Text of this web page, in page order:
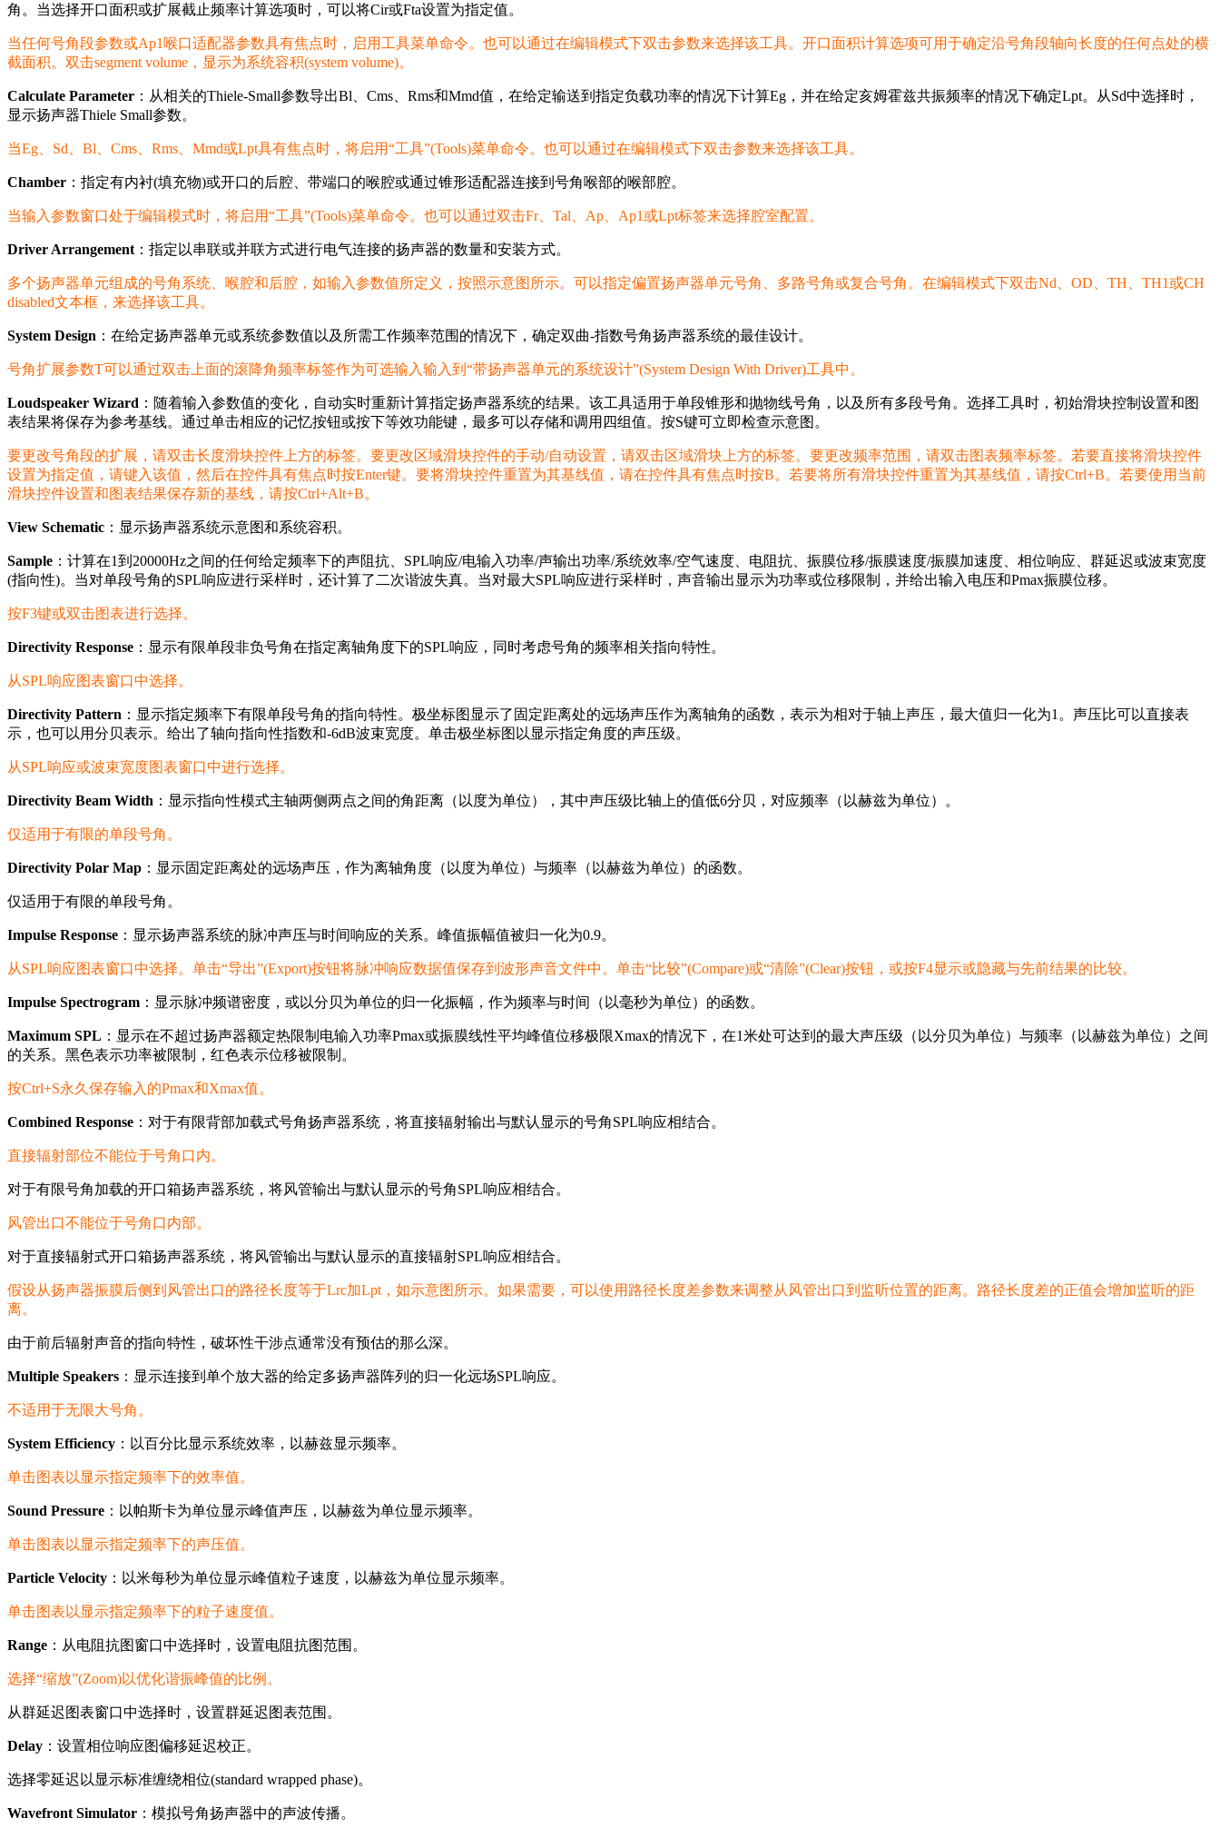
角。当选择开口面积或扩展截止频率计算选项时，可以将Cir或Fta设置为指定值。
当任何号角段参数或Ap1喉口适配器参数具有焦点时，启用工具菜单命令。也可以通过在编辑模式下双击参数来选择该工具。开口面积计算选项可用于确定沿号角段轴向长度的任何点处的横
截面积。双击segment volume，显示为系统容积(system volume)。
Calculate Parameter ：从相关的Thiele-Small参数导出Bl、Cms、Rms和Mmd值，在给定输送到指定负载功率的情况下计算Eg，并在给定亥姆霍兹共振频率的情况下确定Lpt。从Sd中选择时，
显示扬声器Thiele Small参数。
当Eg、Sd、Bl、Cms、Rms、Mmd或Lpt具有焦点时，将启用“工具”(Tools)菜单命令。也可以通过在编辑模式下双击参数来选择该工具。
Chamber ：指定有内衬(填充物)或开口的后腔、带端口的喉腔或通过锥形适配器连接到号角喉部的喉部腔。
当输入参数窗口处于编辑模式时，将启用“工具”(Tools)菜单命令。也可以通过双击Fr、Tal、Ap、Ap1或Lpt标签来选择腔室配置。
Driver Arrangement：指定以串联或并联方式进行电气连接的扬声器的数量和安装方式。
多个扬声器单元组成的号角系统、喉腔和后腔，如输入参数值所定义，按照示意图所示。可以指定偏置扬声器单元号角、多路号角或复合号角。在编辑模式下双击Nd、OD、TH、TH1或CH
disabled文本框，来选择该工具。
System Design ：在给定扬声器单元或系统参数值以及所需工作频率范围的情况下，确定双曲-指数号角扬声器系统的最佳设计。
号角扩展参数T可以通过双击上面的滚降角频率标签作为可选输入输入到“带扬声器单元的系统设计”(System Design With Driver)工具中。
Loudspeaker Wizard ：随着输入参数值的变化，自动实时重新计算指定扬声器系统的结果。该工具适用于单段锥形和抛物线号角，以及所有多段号角。选择工具时，初始滑块控制设置和图
表结果将保存为参考基线。通过单击相应的记忆按钮或按下等效功能键，最多可以存储和调用四组值。按S键可立即检查示意图。
要更改号角段的扩展，请双击长度滑块控件上方的标签。要更改区域滑块控件的手动/自动设置，请双击区域滑块上方的标签。要更改频率范围，请双击图表频率标签。若要直接将滑块控件
设置为指定值，请键入该值，然后在控件具有焦点时按Enter键。要将滑块控件重置为其基线值，请在控件具有焦点时按B。若要将所有滑块控件重置为其基线值，请按Ctrl+B。若要使用当前
滑块控件设置和图表结果保存新的基线，请按Ctrl+Alt+B。
View Schematic ：显示扬声器系统示意图和系统容积。
Sample ：计算在1到20000Hz之间的任何给定频率下的声阻抗、SPL响应/电输入功率/声输出功率/系统效率/空气速度、电阻抗、振膜位移/振膜速度/振膜加速度、相位响应、群延迟或波束宽度
(指向性)。当对单段号角的SPL响应进行采样时，还计算了二次谐波失真。当对最大SPL响应进行采样时，声音输出显示为功率或位移限制，并给出输入电压和Pmax振膜位移。
按F3键或双击图表进行选择。
Directivity Response ：显示有限单段非负号角在指定离轴角度下的SPL响应，同时考虑号角的频率相关指向特性。
从SPL响应图表窗口中选择。
Directivity Pattern ：显示指定频率下有限单段号角的指向特性。极坐标图显示了固定距离处的远场声压作为离轴角的函数，表示为相对于轴上声压，最大值归一化为1。声压比可以直接表
示，也可以用分贝表示。给出了轴向指向性指数和-6dB波束宽度。单击极坐标图以显示指定角度的声压级。
从SPL响应或波束宽度图表窗口中进行选择。
Directivity Beam Width ：显示指向性模式主轴两侧两点之间的角距离（以度为单位），其中声压级比轴上的值低6分贝，对应频率（以赫兹为单位）。
仅适用于有限的单段号角。
Directivity Polar Map ：显示固定距离处的远场声压，作为离轴角度（以度为单位）与频率（以赫兹为单位）的函数。
仅适用于有限的单段号角。
Impulse Response ：显示扬声器系统的脉冲声压与时间响应的关系。峰值振幅值被归一化为0.9。
从SPL响应图表窗口中选择。单击“导出”(Export)按钮将脉冲响应数据值保存到波形声音文件中。单击“比较”(Compare)或“清除”(Clear)按钮，或按F4显示或隐藏与先前结果的比较。
Impulse Spectrogram ：显示脉冲频谱密度，或以分贝为单位的归一化振幅，作为频率与时间（以毫秒为单位）的函数。
Maximum SPL ：显示在不超过扬声器额定热限制电输入功率Pmax或振膜线性平均峰值位移极限Xmax的情况下，在1米处可达到的最大声压级（以分贝为单位）与频率（以赫兹为单位）之间
的关系。黑色表示功率被限制，红色表示位移被限制。
按Ctrl+S永久保存输入的Pmax和Xmax值。
Combined Response ：对于有限背部加载式号角扬声器系统，将直接辐射输出与默认显示的号角SPL响应相结合。
直接辐射部位不能位于号角口内。
对于有限号角加载的开口箱扬声器系统，将风管输出与默认显示的号角SPL响应相结合。
风管出口不能位于号角口内部。
对于直接辐射式开口箱扬声器系统，将风管输出与默认显示的直接辐射SPL响应相结合。
假设从扬声器振膜后侧到风管出口的路径长度等于Lrc加Lpt，如示意图所示。如果需要，可以使用路径长度差参数来调整从风管出口到监听位置的距离。路径长度差的正值会增加监听的距
离。
由于前后辐射声音的指向特性，破坏性干涉点通常没有预估的那么深。
Multiple Speakers ：显示连接到单个放大器的给定多扬声器阵列的归一化远场SPL响应。
不适用于无限大号角。
System Efficiency ：以百分比显示系统效率，以赫兹显示频率。
单击图表以显示指定频率下的效率值。
Sound Pressure ：以帕斯卡为单位显示峰值声压，以赫兹为单位显示频率。
单击图表以显示指定频率下的声压值。
Particle Velocity ：以米每秒为单位显示峰值粒子速度，以赫兹为单位显示频率。
单击图表以显示指定频率下的粒子速度值。
Range ：从电阻抗图窗口中选择时，设置电阻抗图范围。
选择“缩放”(Zoom)以优化谐振峰值的比例。
从群延迟图表窗口中选择时，设置群延迟图表范围。
Delay ：设置相位响应图偏移延迟校正。
选择零延迟以显示标准缠绕相位(standard wrapped phase)。
Wavefront Simulator ：模拟号角扬声器中的声波传播。